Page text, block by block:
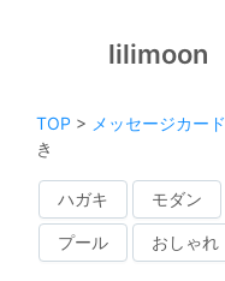
lilimoon
TOP > メッセージカード
き
ハガキ モダン
プール おしゃれ